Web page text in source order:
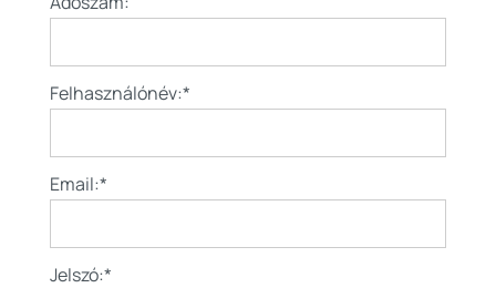
Felhasználónév:*
Email:*
Jelszó:*